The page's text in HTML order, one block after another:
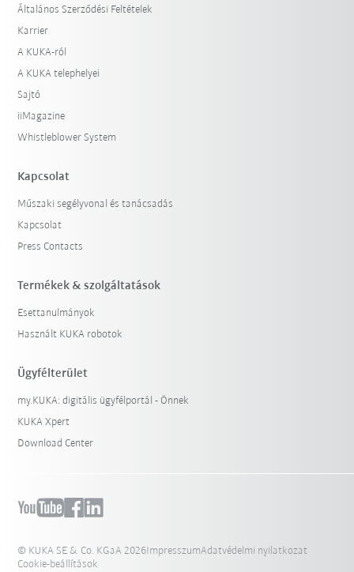
Általános Szerződési Feltételek
Karrier
A KUKA-ról
A KUKA telephelyei
Sajtó
iiMagazine
Whistleblower System
Kapcsolat
Műszaki segélyvonal és tanácsadás
Kapcsolat
Press Contacts
Termékek & szolgáltatások
Esettanulmányok
Használt KUKA robotok
Ügyfélterület
my.KUKA: digitális ügyfélportál - Önnek
KUKA Xpert
Download Center
© KUKA SE & Co. KGaA 2026ImpresszumAdatvédelmi nyilatkozat
Cookie-beállítások